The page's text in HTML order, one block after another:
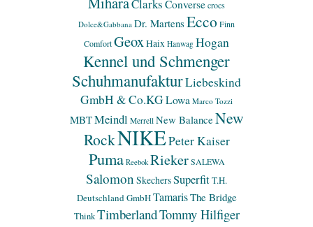
Clarks Conversecrocs
Dolce&Gabbana Dr. MartensEccoFinn
ComfortGeoxHaix Hanwag Hogan
Kennel und Schmenger
SchuhmanufakturLiebeskind
GmbH & Co.KG Lowa Marco Tozzi
MBTMeindl Merrell New Balance New
RockNIKEPeter Kaiser
Puma Reebok Rieker SALEWA
Salomon SkechersSuperfitT.H.
Deutschland GmbHTamarisThe Bridge
Think TimberlandTommy Hilfiger